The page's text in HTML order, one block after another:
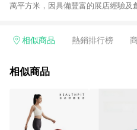
萬平方米，因具備豐富的展店經驗及
理念不斷向前邁進，並善盡企業社會
相似商品 熱銷排行榜
相似商品